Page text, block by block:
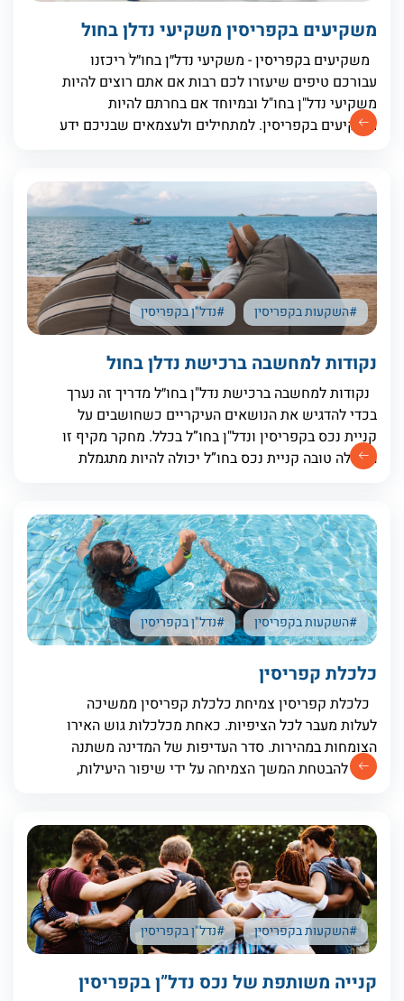
משקיעים בקפריסין משקיעי נדלן בחול
משקיעים בקפריסין - משקיעי נדל״ן בחו״לֹ ריכזנו
עבורכם טיפים שיעזרו לכם רבות אם אתם רוצים להיות
משקיעי נדל"ן בחו"ל ובמיוחד אם בחרתם להיות
משקיעים בקפריסין. למתחילים ולעצמאים שבניכם ידע
#השקעות בקפריסין #נדל"ן בקפריסין
נקודות למחשבה ברכישת נדל"ן בחו״ל מדריך זה נערך
בכדי להדגיש את הנושאים העיקריים כשחושבים על
קניית נכס בקפריסין ונדל"ן בחו”ל בכלל. מחקר מקיף זו
התחלה טובה קניית נכס בחו”ל יכולה להיות מתגמלת
#השקעות בקפריסין #נדל"ן בקפריסין
כלכלת קפריסין
כלכלת קפריסין צמיחת כלכלת קפריסין ממשיכה
לעלות מעבר לכל הציפיות. כאחת מכלכלות גוש האירו
הצומחות במהירות. סדר העדיפות של המדינה משתנה
כעת להבטחת המשך הצמיחה על ידי שיפור היעילות,
#השקעות בקפריסין #נדל"ן בקפריסין
קנייה משותפת של נכס נדל”ן בקפריסין